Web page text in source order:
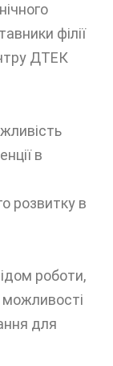
філії
ДТЕК
в
розвитку в
роботи,
можливості
для